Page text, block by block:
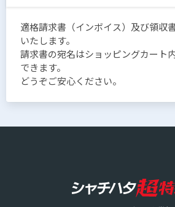
適格請求書（インボイス）及び領収
いたします。
請求書の宛名はショッピングカート
できます。
どうぞご安心ください。